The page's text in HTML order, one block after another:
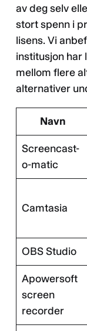
av deg selv
stort spenn i
lisens. Vi
institusjon har
mellom flere
alternativer
Navn
Screencast-
o-matic
Camtasia
OBS Studio
Apowersoft
screen
recorder